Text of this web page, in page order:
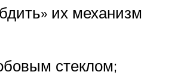
их механизм
стеклом;